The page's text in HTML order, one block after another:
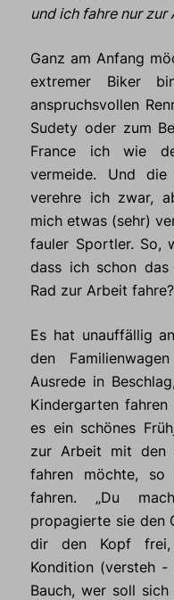
und ich fahre nur zur
Ganz am Anfang
extremer Biker
anspruchsvollen
Sudety oder zum
France ich wie
vermeide. Und
verehre ich zwar,
mich etwas (sehr)
fauler Sportler. So,
dass ich schon
Rad zur Arbeit fahre?
Es hat unauffällig
den
Ausrede in
Kindergarten
es ein schönes
zur Arbeit mit den
fahren möchte,
fahren. „Du
propagierte sie den
dir den Kopf
Kondition (versteh
Bauch, wer soll